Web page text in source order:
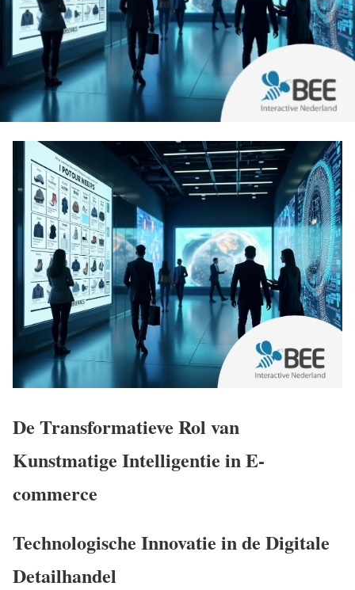
De Transformatieve Rol van
Kunstmatige Intelligentie in E-
commerce
Technologische Innovatie in de Digitale
Detailhandel